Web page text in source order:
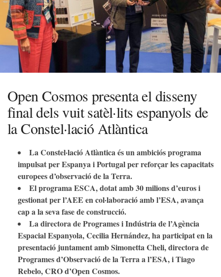
Open Cosmos presenta el disseny
final dels vuit satèl·lits espanyols de
la Constel·lació Atlàntica
La Constel·lació Atlàntica és un ambiciós programa
impulsat per Espanya i Portugal per reforçar les capacitats
europees d’observació de la Terra.
El programa ESCA, dotat amb 30 milions d’euros i
gestionat per l’AEE en col·laboració amb l’ESA, avança
cap a la seva fase de construcció.
La directora de Programes i Indústria de l’Agència
Espacial Espanyola, Cecilia Hernández, ha participat en la
presentació juntament amb Simonetta Cheli, directora de
Programes d’Observació de la Terra a l’ESA, i Tiago
Rebelo, CRO d’Open Cosmos.